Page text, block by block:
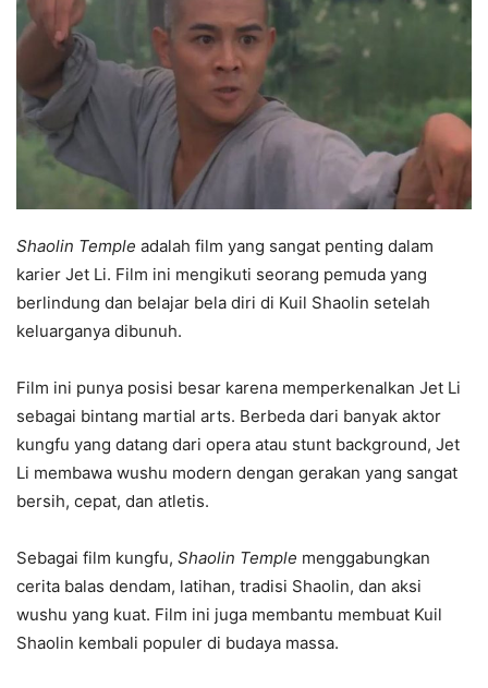
Shaolin Temple adalah film yang sangat penting dalam
karier Jet Li. Film ini mengikuti seorang pemuda yang
berlindung dan belajar bela diri di Kuil Shaolin setelah
keluarganya dibunuh.
Film ini punya posisi besar karena memperkenalkan Jet Li
sebagai bintang martial arts. Berbeda dari banyak aktor
kungfu yang datang dari opera atau stunt background, Jet
Li membawa wushu modern dengan gerakan yang sangat
bersih, cepat, dan atletis.
Sebagai film kungfu, Shaolin Temple menggabungkan
cerita balas dendam, latihan, tradisi Shaolin, dan aksi
wushu yang kuat. Film ini juga membantu membuat Kuil
Shaolin kembali populer di budaya massa.